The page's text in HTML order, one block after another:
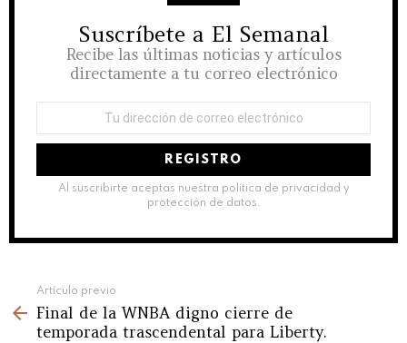
NEWSLETTER
Suscríbete a El Semanal
Recibe las últimas noticias y artículos
directamente a tu correo electrónico
correo
Al suscribirte aceptas nuestra política de privacidad y
protección de datos.
more
Artículo previo
Final de la WNBA digno cierre de
temporada trascendental para Liberty.